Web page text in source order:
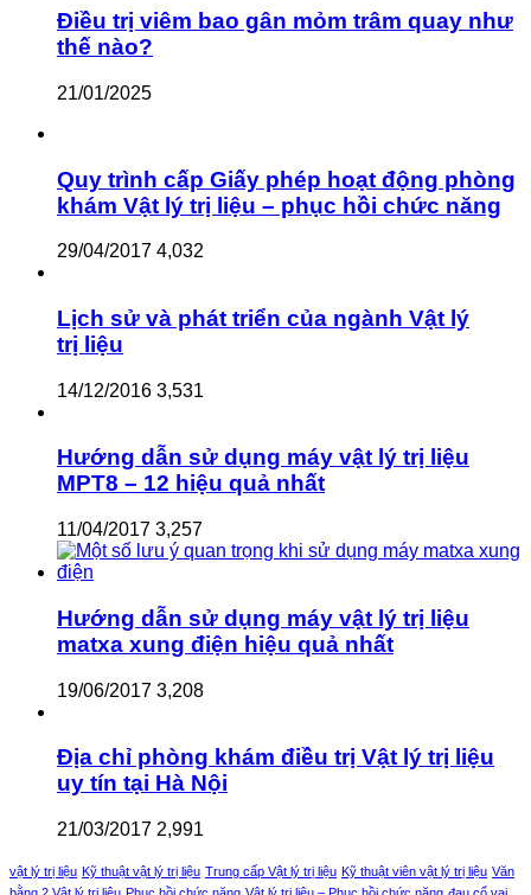
Điều trị viêm bao gân mỏm trâm quay như
thế nào?
21/01/2025
Quy trình cấp Giấy phép hoạt động phòng
khám Vật lý trị liệu – phục hồi chức năng
29/04/2017 4,032
Lịch sử và phát triển của ngành Vật lý
trị liệu
14/12/2016 3,531
Hướng dẫn sử dụng máy vật lý trị liệu
MPT8 – 12 hiệu quả nhất
11/04/2017 3,257
Hướng dẫn sử dụng máy vật lý trị liệu
matxa xung điện hiệu quả nhất
19/06/2017 3,208
Địa chỉ phòng khám điều trị Vật lý trị liệu
uy tín tại Hà Nội
21/03/2017 2,991
vật lý trị liệu Kỹ thuật vật lý trị liệu Trung cấp Vật lý trị liệu Kỹ thuật viên vật lý trị liệu Văn